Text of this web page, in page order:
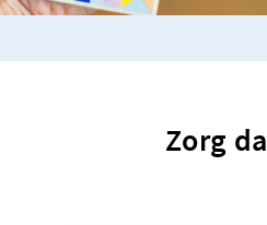
Zorg